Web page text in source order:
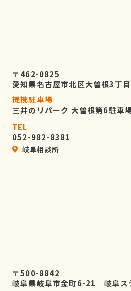
〒462-0825
愛知県名古屋市北区大曽根3丁
提携駐車場
三井のリパーク 大曽根第6駐車
TEL
052-982-8381
岐阜相談所
〒500-8842
岐阜県岐阜市金町6-21 岐阜ス